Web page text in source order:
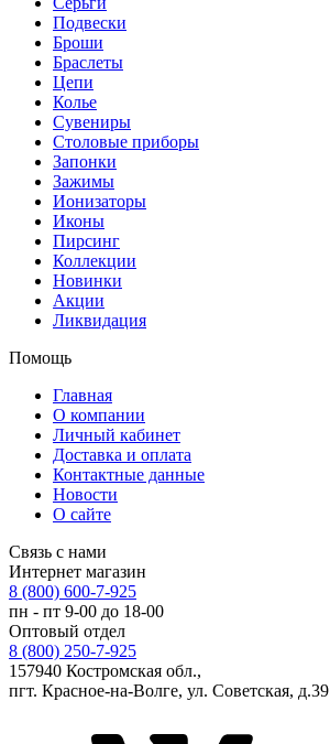
Подвески
Броши
Браслеты
Цепи
Колье
Сувениры
Столовые приборы
Запонки
Зажимы
Ионизаторы
Иконы
Пирсинг
Коллекции
Новинки
Акции
Ликвидация
Помощь
Главная
О компании
Личный кабинет
Доставка и оплата
Контактные данные
Новости
О сайте
Связь с нами
Интернет магазин
8 (800) 600-7-925
пн - пт 9-00 до 18-00
Оптовый отдел
8 (800) 250-7-925
157940 Костромская обл.,
пгт. Красное-на-Волге, ул. Советская, д.39